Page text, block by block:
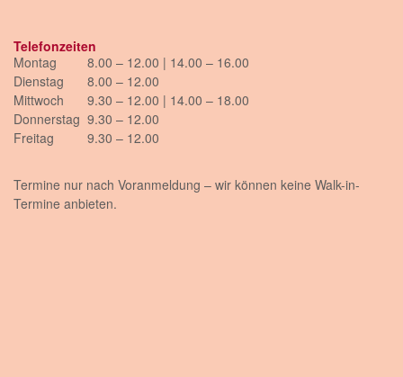
Telefonzeiten
Montag
8.00 – 12.00 | 14.00 – 16.00
Dienstag
8.00 – 12.00
Mittwoch
9.30 – 12.00 | 14.00 – 18.00
Donnerstag 9.30 – 12.00
Freitag
9.30 – 12.00
Termine nur nach Voranmeldung – wir können keine Walk-in-
Termine anbieten.